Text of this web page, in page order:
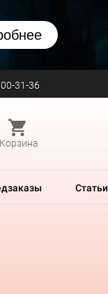
31-36
Корзина
Статьи